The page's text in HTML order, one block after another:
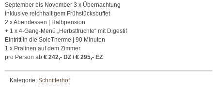
September bis November 3 x Übernachtung
inklusive reichhaltigem Frühstücksbuffet
2 x Abendessen | Halbpension
+ 1 x 4-Gang-Menü „Herbstfrüchte“ mit Digestif
Eintritt in die SoleTherme | 90 Minuten
1 x Pralinen auf dem Zimmer
pro Person ab € 242,- DZ / € 295,- EZ
Kategorie: Schnitterhof